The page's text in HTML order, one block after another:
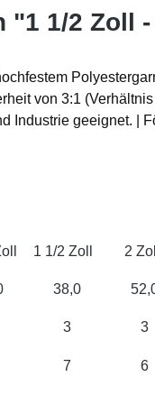
1/2 Zoll
von 3:1
Industrie geeignet. |
1 1/2 Zoll 2 Zoll
38,0
3 3
7 6